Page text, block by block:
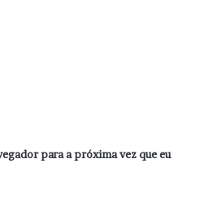
para a próxima vez que eu